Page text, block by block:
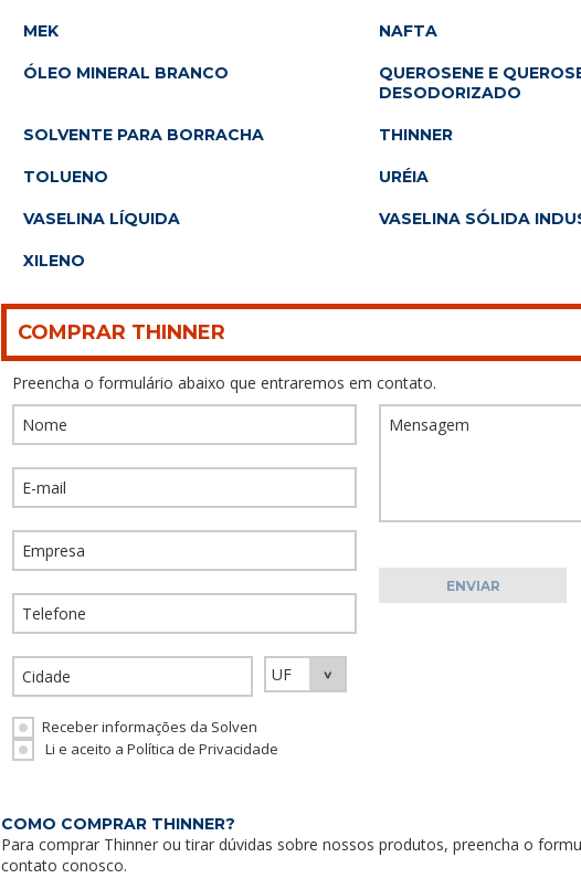
MEK NAFTA
ÓLEO MINERAL BRANCO
QUEROSENE E
DESODORIZADO
SOLVENTE PARA BORRACHA THINNER
TOLUENO URÉIA
VASELINA LÍQUIDA VASELINA SÓLIDA
XILENO
COMPRAR THINNER
Preencha o formulário abaixo que entraremos em contato.
Receber informações da Solven
Li e aceito a Política de Privacidade
COMO COMPRAR THINNER?
Para comprar Thinner ou tirar dúvidas sobre nossos produtos, preencha o
contato conosco.